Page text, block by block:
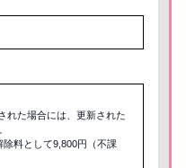
れた場合には、更新された
料として9,800円（不課